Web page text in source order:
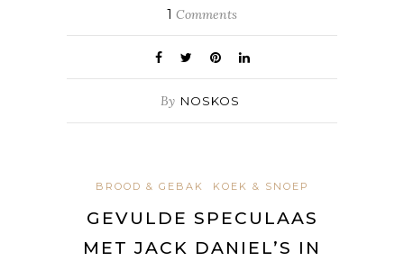
1 Comments
By NOSKOS
BROOD & GEBAK KOEK & SNOEP
GEVULDE SPECULAAS
MET JACK DANIEL’S IN